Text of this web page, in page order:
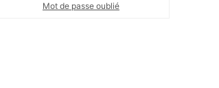
Mot de passe oublié